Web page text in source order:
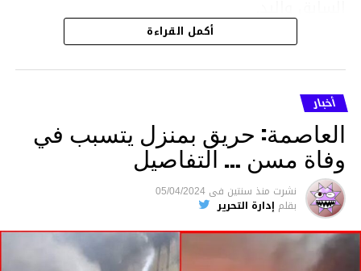
هذا وقد تمكن أعوان مركز الأمن الوطني بحي
هلال في توقيت قياسي من محاصرة المشتبه به
والقبض عليه وإحالته على التحقيق في خصوص
ما نُسبه إليه.
متابعة
قسم الاخبار
أكمل القراءة
أخبار
العاصمة: حريق بمنزل يتسبب في
وفاة مسن … التفاصيل
نشرت منذ سنتين فى 05/04/2024
بقلم إدارة التحرير